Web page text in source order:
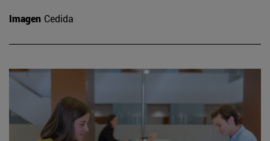
Imagen Cedida